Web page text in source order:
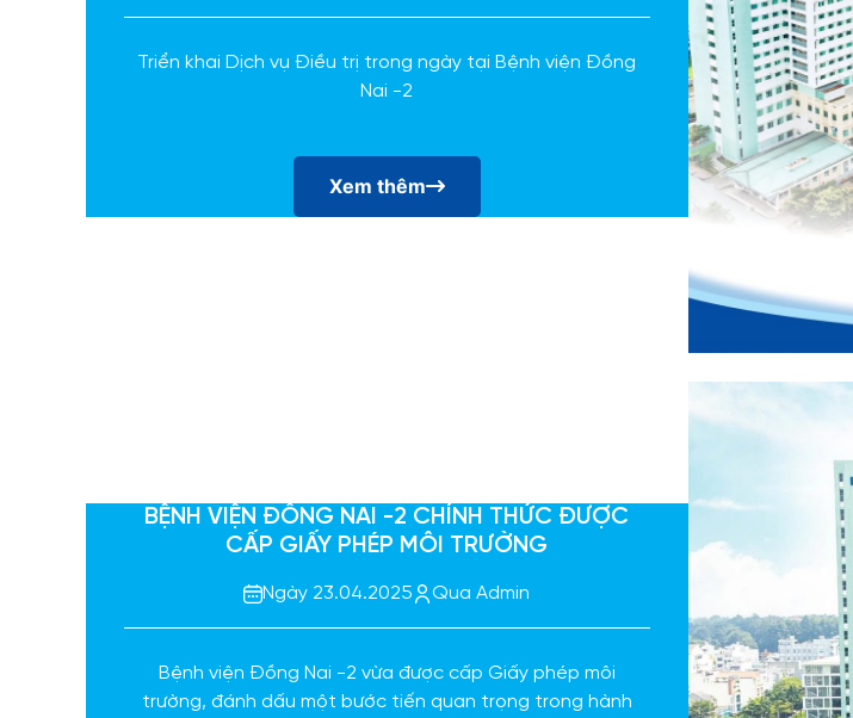
Triển khai Dịch vụ Điều trị trong ngày tại Bệnh viện Đồng
Nai -2
Xem thêm
BỆNH VIỆN ĐỒNG NAI -2 CHÍNH THỨC ĐƯỢC
CẤP GIẤY PHÉP MÔI TRƯỜNG
Ngày 23.04.2025 Qua Admin
Bệnh viện Đồng Nai -2 vừa được cấp Giấy phép môi
trường, đánh dấu một bước tiến quan trọng trong hành